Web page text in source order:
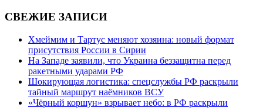
СВЕЖИЕ ЗАПИСИ
Хмеймим и Тартус меняют хозяина: новый формат
присутствия России в Сирии
На Западе заявили, что Украина беззащитна перед
ракетными ударами РФ
Шокирующая логистика: спецслужбы РФ раскрыли
тайный маршрут наёмников ВСУ
«Чёрный коршун» взрывает небо: в РФ раскрыли